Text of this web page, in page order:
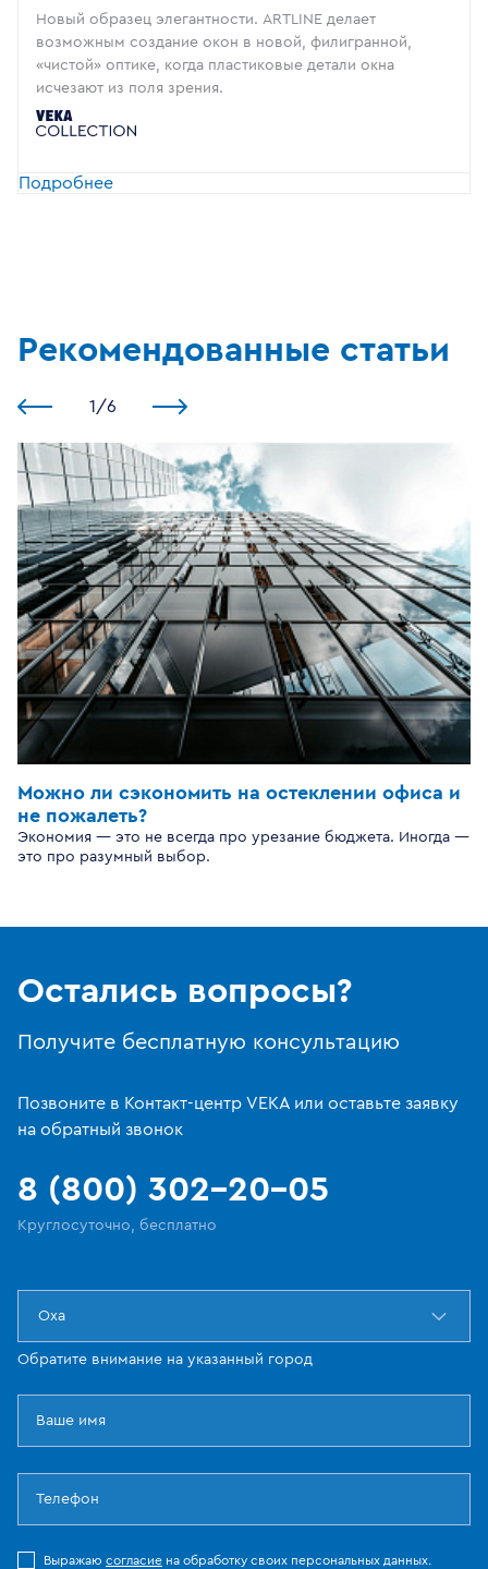
Новый образец элегантности. ARTLINE делает
возможным создание окон в новой, филигранной,
«чистой» оптике, когда пластиковые детали окна
исчезают из поля зрения.
Подробнее
Рекомендованные статьи
1 /6
Можно ли сэкономить на остеклении офиса и
не пожалеть?
Экономия — это не всегда про урезание бюджета. Иногда —
это про разумный выбор.
Остались вопросы?
Получите бесплатную консультацию
Позвоните в Контакт-центр VEKA или оставьте заявку
на обратный звонок
8 (800) 302-20-05
Круглосуточно, бесплатно
Оха
Обратите внимание на указанный город
Выражаю согласие на обработку своих персональных данных.